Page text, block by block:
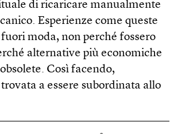
di ricaricare manualmente
Esperienze come queste
moda, non perché fossero
alternative più economiche
Così facendo,
trovata a essere subordinata allo